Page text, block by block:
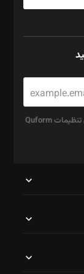
برای استفاده از ریکپچا بایستی کلید API را در صفحه ی تنظیمات Quform